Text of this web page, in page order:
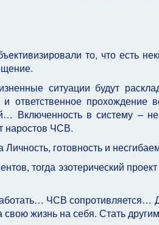
то, что есть
ситуации будут
и ответственное
Включенность в систему –
наростов ЧСВ.
готовность и
тогда эзотерический
ЧСВ сопротивляется…
свою жизнь на себя. Стать